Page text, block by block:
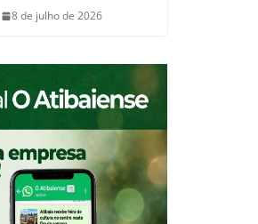
8 de julho de 2026